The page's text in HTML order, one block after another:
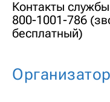
Контакты
800-1001-786
бесплатный)